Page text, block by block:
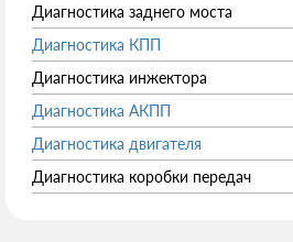
Диагностика заднего моста
Диагностика КПП
Диагностика инжектора
Диагностика АКПП
Диагностика двигателя
Диагностика коробки передач